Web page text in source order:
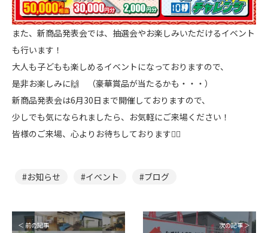
また、新商品発表会では、抽選会やお楽しみいただけるイベント
も行います！
大人も子どもも楽しめるイベントになっておりますので、
是非お楽しみに🙌 （豪華賞品が当たるかも・・・）
新商品発表会は6月30日まで開催しておりますので、
少しでも気になられましたら、お気軽にご来場ください！
皆様のご来場、心よりお待ちしております🙇‍♂️
お知らせ イベント ブログ
＜ 前の記事 次の記事 ＞